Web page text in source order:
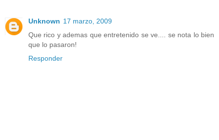
Unknown 17 marzo, 2009
Que rico y ademas que entretenido se ve.... se nota lo bien
que lo pasaron!
Responder